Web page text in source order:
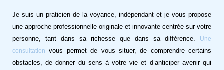
Je suis un praticien de la voyance, indépendant et je vous propose
une approche professionnelle originale et innovante centrée sur votre
personne, tant dans sa richesse que dans sa différence.
Une
consultation vous permet de vous situer, de comprendre certains
obstacles, de donner du sens à votre vie et d’anticiper avenir qui